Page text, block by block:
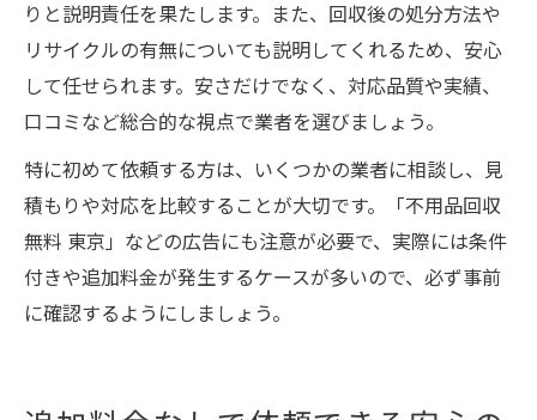
りと説明責任を果たします。また、回収後の処分方法や
リサイクルの有無についても説明してくれるため、安心
して任せられます。安さだけでなく、対応品質や実績、
口コミなど総合的な視点で業者を選びましょう。
特に初めて依頼する方は、いくつかの業者に相談し、見
積もりや対応を比較することが大切です。「不用品回収
無料 東京」などの広告にも注意が必要で、実際には条件
付きや追加料金が発生するケースが多いので、必ず事前
に確認するようにしましょう。
ご相談・お問い合わせはこちら